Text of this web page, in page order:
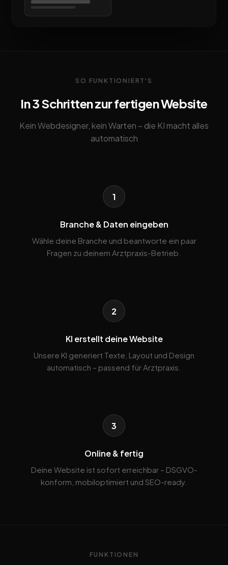
SO FUNKTIONIERT'S
In 3 Schritten zur fertigen Website
Kein Webdesigner, kein Warten – die KI macht alles
automatisch
1
Branche & Daten eingeben
Wähle deine Branche und beantworte ein paar
Fragen zu deinem Arztpraxis-Betrieb.
2
KI erstellt deine Website
Unsere KI generiert Texte, Layout und Design
automatisch – passend für Arztpraxis.
3
Online & fertig
Deine Website ist sofort erreichbar – DSGVO-
konform, mobiloptimiert und SEO-ready.
FUNKTIONEN